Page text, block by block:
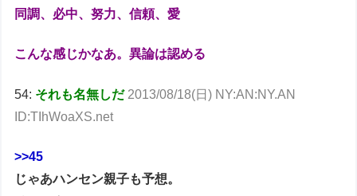
同調、必中、努力、信頼、愛
こんな感じかなあ。異論は認める
54: それも名無しだ 2013/08/18(日) NY:AN:NY.AN
ID:TIhWoaXS.net
>>45
じゃあハンセン親子も予想。